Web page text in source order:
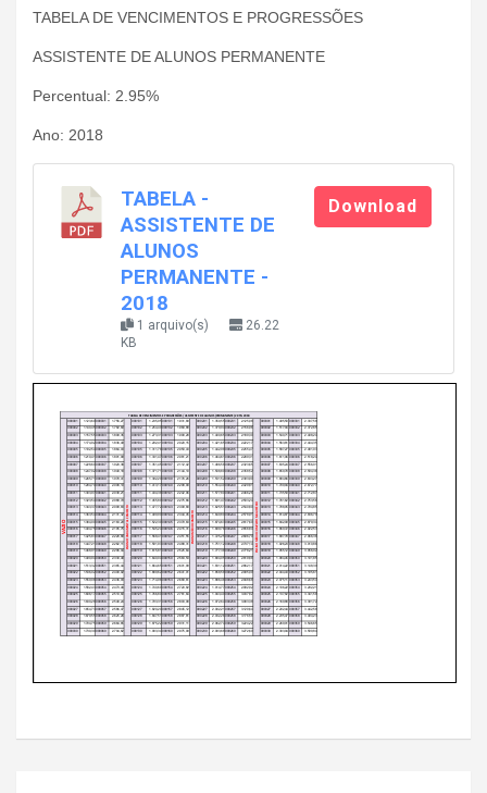
TABELA DE VENCIMENTOS E PROGRESSÕES
ASSISTENTE DE ALUNOS PERMANENTE
Percentual: 2.95%
Ano: 2018
TABELA -
ASSISTENTE DE
ALUNOS
PERMANENTE -
2018
1 arquivo(s)
26.22
KB
Download